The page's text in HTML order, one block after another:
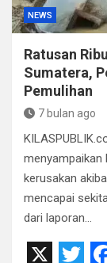
NEWS
Ratusan
Sumatera,
Pemulihan
7 bulan ago
menyampaikan
kerusakan
mencapai
dari laporan…